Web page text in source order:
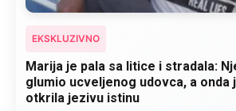
EKSKLUZIVNO
Kad se Marin suprug razbolio ona
pelene mu mijenjala: Jedno jutro
čokoladu..